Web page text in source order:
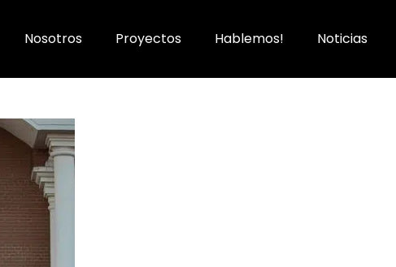
Nosotros Proyectos Hablemos! Noticias